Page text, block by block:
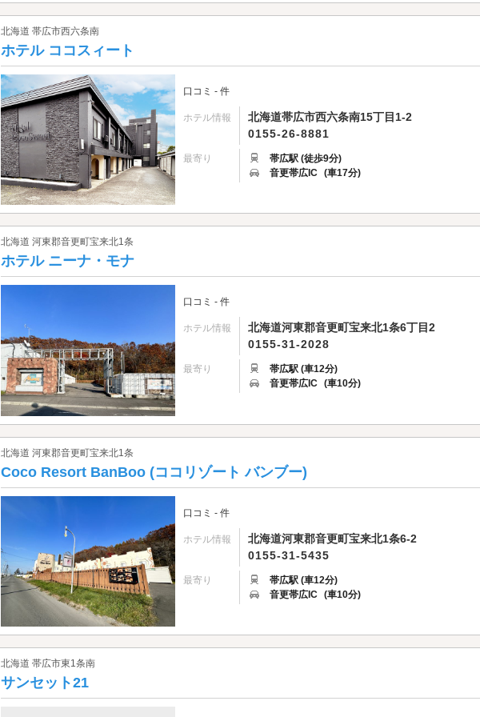
北海道 帯広市西六条南
ホテル ココスィート
口コミ - 件
ホテル情報
北海道帯広市西六条南15丁目1-2
0155-26-8881
最寄り
帯広駅 (徒歩9分)
音更帯広IC (車17分)
北海道 河東郡音更町宝来北1条
ホテル ニーナ・モナ
口コミ - 件
ホテル情報
北海道河東郡音更町宝来北1条6丁目2
0155-31-2028
最寄り
帯広駅 (車12分)
音更帯広IC (車10分)
北海道 河東郡音更町宝来北1条
Coco Resort BanBoo (ココリゾート バンブー)
口コミ - 件
ホテル情報
北海道河東郡音更町宝来北1条6-2
0155-31-5435
最寄り
帯広駅 (車12分)
音更帯広IC (車10分)
北海道 帯広市東1条南
サンセット21